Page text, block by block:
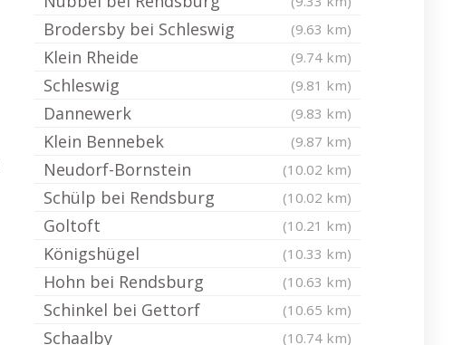
Brodersby bei Schleswig (9.63 km)
Klein Rheide (9.74 km)
Schleswig (9.81 km)
Dannewerk (9.83 km)
Klein Bennebek (9.87 km)
Neudorf-Bornstein (10.02 km)
Schülp bei Rendsburg (10.02 km)
Goltoft (10.21 km)
Königshügel (10.33 km)
Hohn bei Rendsburg (10.63 km)
Schinkel bei Gettorf (10.65 km)
Schaalby (10.74 km)